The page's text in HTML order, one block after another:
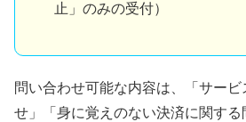
止」のみの受付）
問い合わせ可能な内容は、「サー
せ」「身に覚えのない決済に関す